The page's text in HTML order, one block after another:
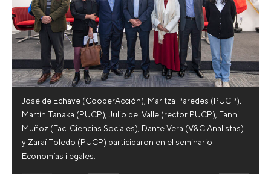
José de Echave (CooperAcción), Maritza Paredes (PUCP),
Martín Tanaka (PUCP), Julio del Valle (rector PUCP), Fanni
Muñoz (Fac. Ciencias Sociales), Dante Vera (V&C Analistas)
y Zaraí Toledo (PUCP) participaron en el seminario
Economías ilegales.